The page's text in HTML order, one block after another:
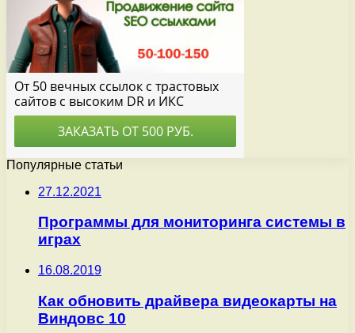
Популярные статьи
27.12.2021
Программы для мониторинга системы в
играх
16.08.2019
Как обновить драйвера видеокарты на
Виндовс 10